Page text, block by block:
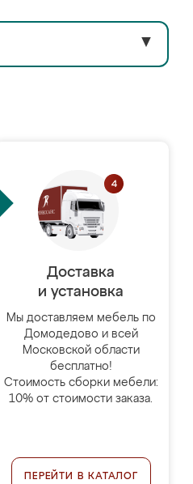
▼
Доставка
и установка
Мы доставляем мебель по
Домодедово и всей
Московской области
бесплатно!
Стоимость сборки мебели:
10% от стоимости заказа.
ПЕРЕЙТИ В КАТАЛОГ